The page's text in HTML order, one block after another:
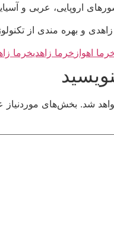
اروپایی، عربی و
و بهره مندی از
اهواز خرما زاهدیخرما
شد. بخش‌های موردنیاز